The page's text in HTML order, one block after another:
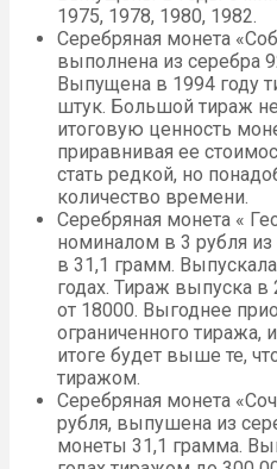
1975, 1978, 1980, 1982.
Серебряная монета
выполнена из серебра
Выпущена в 1994 году
штук. Большой тираж
итоговую ценность
приравнивая ее
стать редкой, но
количество времени.
Серебряная монета «
номиналом в 3 рубля
в 31,1 грамм.
годах. Тираж выпуска
от 18000. Выгоднее
ограниченного тиража,
итоге будет выше те,
тиражом.
Серебряная монета
рубля, выпушена из
монеты 31,1 грамма.